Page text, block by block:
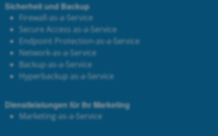
Sicherheit und Backup
Firewall-as-a-Service
Secure Access as-a-Service
Endpoint Protection-as-a-Service
Network-as-a-Service
Backup-as-a-Service
Hyperbackup as-a-Service
Dienstleistungen für Ihr Marketing
Marketing-as-a-Service